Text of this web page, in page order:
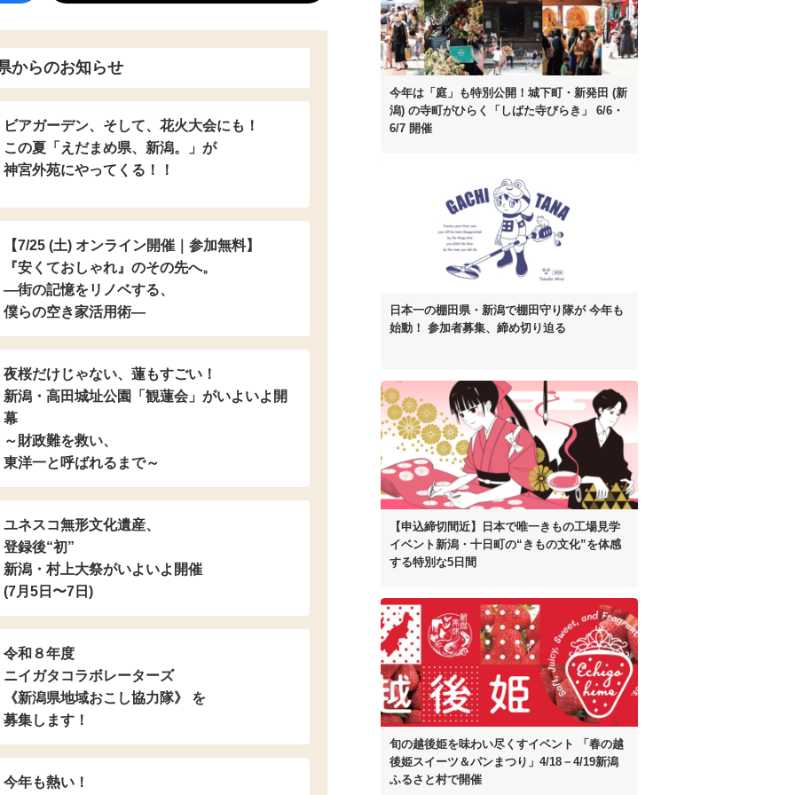
からのお知らせ
ビアガーデン、そして、花火大会にも！
この夏「えだまめ県、新潟。」が
神宮外苑にやってくる！！
【7/25 (土) オンライン開催｜参加無料】
『安くておしゃれ』のその先へ。
―街の記憶をリノベする、
僕らの空き家活用術―
夜桜だけじゃない、蓮もすごい！
新潟・高田城址公園「観蓮会」がいよいよ開
幕
～財政難を救い、
東洋一と呼ばれるまで～
ユネスコ無形文化遺産、
登録後“初”
新潟・村上大祭がいよいよ開催
(7月5日〜7日)
令和８年度
ニイガタコラボレーターズ
《新潟県地域おこし協力隊》 を
募集します！
今年も熱い！
今年は「庭」も特別公開！ 城下町・新発田 (新
潟) の寺町がひらく
「しばた寺びらき」 6/6・
6/7 開催
日本一の棚田県・新潟で棚田守り隊が今年も
始動！ 参加者募集、締め切り迫る
【申込締切間近】
日本で唯一きもの工場見学
イベント新潟・十日町の“きもの文化”を体感
する特別な5日間
旬の越後姫を味わい尽くすイベント
「春の越
後姫スイーツ＆パンまつり」 4/18－4/19新潟
ふるさと村で開催